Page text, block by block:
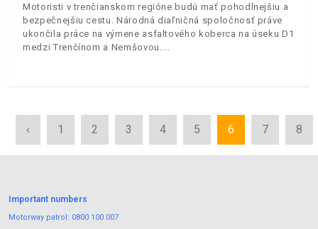
Motoristi v trenčianskom regióne budú mať pohodlnejšiu a
bezpečnejšiu cestu. Národná diaľničná spoločnosť práve
ukončila práce na výmene asfaltového koberca na úseku D1
medzi Trenčínom a Nemšovou.
‹ 1 2 3 4 5 6 7 8
Important numbers
Motorway patrol: 0800 100 007